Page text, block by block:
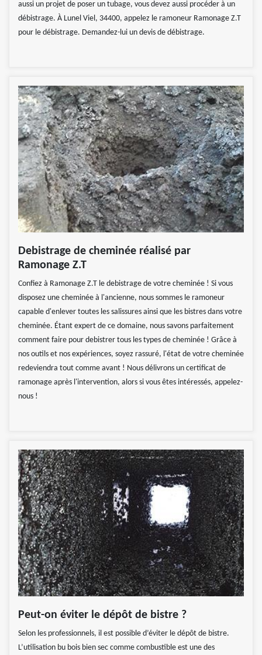
aussi un projet de poser un tubage, vous devez aussi procéder à un
débistrage. À Lunel Viel, 34400, appelez le ramoneur Ramonage Z.T
pour le débistrage. Demandez-lui un devis de débistrage.
Debistrage de cheminée réalisé par
Ramonage Z.T
Confiez à Ramonage Z.T le debistrage de votre cheminée ! Si vous
disposez une cheminée à l'ancienne, nous sommes le ramoneur
capable d'enlever toutes les salissures ainsi que les bistres dans votre
cheminée. Étant expert de ce domaine, nous savons parfaitement
comment faire pour debistrer tous les types de cheminée ! Grâce à
nos outils et nos expériences, soyez rassuré, l'état de votre cheminée
redeviendra tout comme avant ! Nous délivrons un certificat de
ramonage après l'intervention, alors si vous êtes intéressés, appelez-
nous !
Peut-on éviter le dépôt de bistre ?
Selon les professionnels, il est possible d’éviter le dépôt de bistre.
L’utilisation bu bois bien sec comme combustible est une des